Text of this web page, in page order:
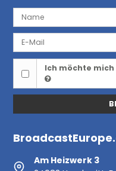
Ich möchte
Am Heizwerk 3